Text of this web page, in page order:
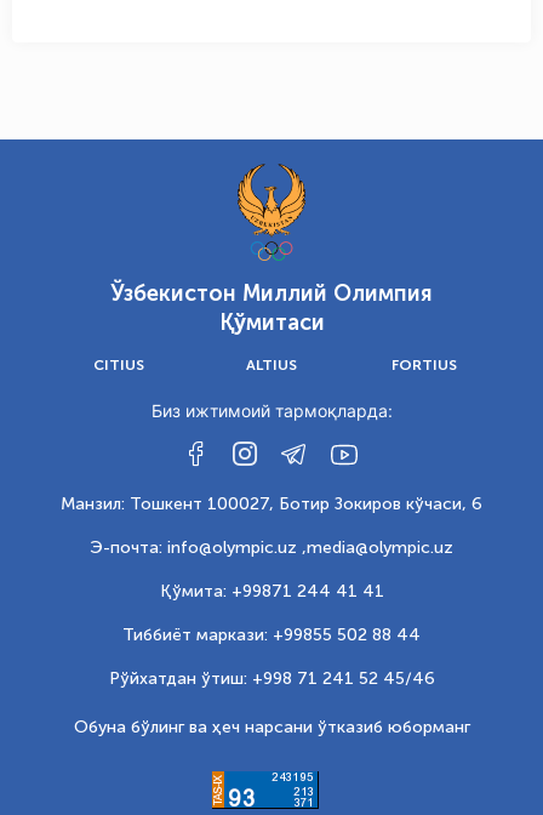
Ўзбекистон Миллий Олимпия
Қўмитаси
CITIUS ALTIUS FORTIUS
Биз ижтимоий тармоқларда:
Манзил: Тошкент 100027, Ботир Зокиров кўчаси, 6
Э-почта: info@olympic.uz ,media@olympic.uz
Қўмита: +99871 244 41 41
Тиббиёт маркази: +99855 502 88 44
Рўйхатдан ўтиш: +998 71 241 52 45/46
Обуна бўлинг ва ҳеч нарсани ўтказиб юборманг